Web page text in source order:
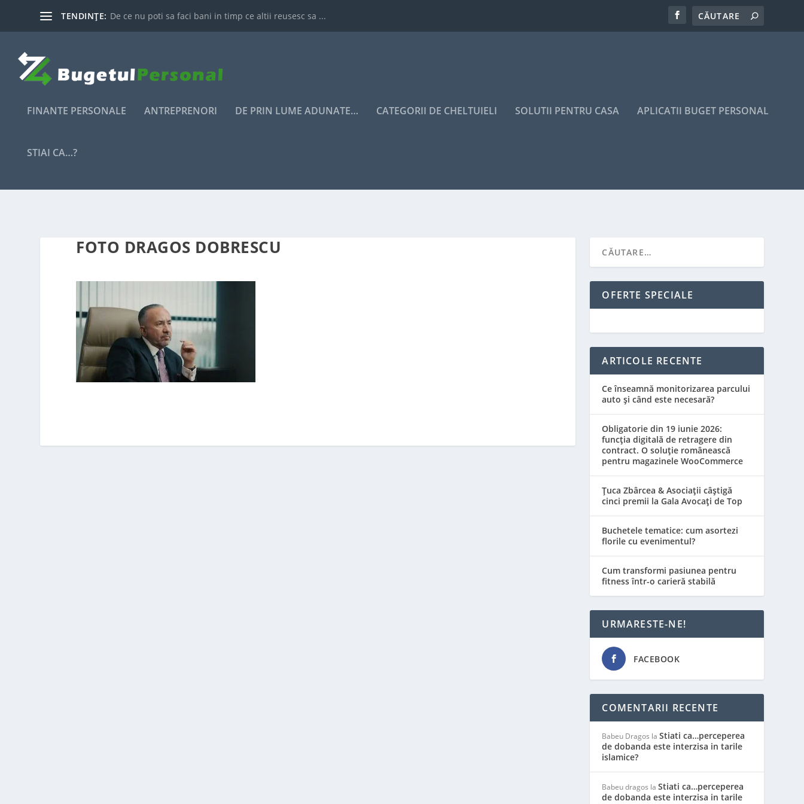
TENDINȚE: De ce nu poti sa faci bani in timp ce altii reusesc sa ...
FINANTE PERSONALE ANTREPRENORI DE PRIN LUME ADUNATE… CATEGORII DE CHELTUIELI SOLUTII PENTRU CASA APLICATII BUGET PERSONAL
STIAI CA…?
FOTO DRAGOS DOBRESCU
OFERTE SPECIALE
ARTICOLE RECENTE
Ce înseamnă monitorizarea parcului
auto și când este necesară?
Obligatorie din 19 iunie 2026:
funcția digitală de retragere din
contract. O soluție românească
pentru magazinele WooCommerce
Țuca Zbârcea & Asociații câștigă
cinci premii la Gala Avocați de Top
Buchetele tematice: cum asortezi
florile cu evenimentul?
Cum transformi pasiunea pentru
fitness într-o carieră stabilă
URMARESTE-NE!
FACEBOOK
COMENTARII RECENTE
Babeu Dragos laStiati ca…perceperea
de dobanda este interzisa in tarile
islamice?
Babeu dragos laStiati ca…perceperea
de dobanda este interzisa in tarile